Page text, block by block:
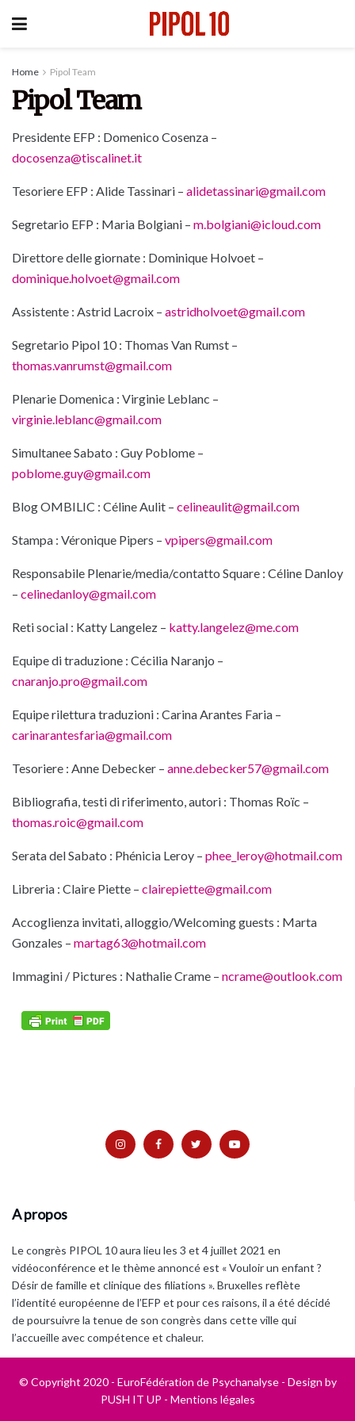
Home Pipol Team
Pipol Team
Presidente EFP : Domenico Cosenza –
docosenza@tiscalinet.it
Tesoriere EFP : Alide Tassinari – alidetassinari@gmail.com
Segretario EFP : Maria Bolgiani – m.bolgiani@icloud.com
Direttore delle giornate : Dominique Holvoet –
dominique.holvoet@gmail.com
Assistente : Astrid Lacroix – astridholvoet@gmail.com
Segretario Pipol 10 : Thomas Van Rumst –
thomas.vanrumst@gmail.com
Plenarie Domenica : Virginie Leblanc –
virginie.leblanc@gmail.com
Simultanee Sabato : Guy Poblome –
poblome.guy@gmail.com
Blog OMBILIC : Céline Aulit – celineaulit@gmail.com
Stampa : Véronique Pipers – vpipers@gmail.com
Responsabile Plenarie/media/contatto Square : Céline Danloy
– celinedanloy@gmail.com
Reti social : Katty Langelez – katty.langelez@me.com
Equipe di traduzione : Cécilia Naranjo –
cnaranjo.pro@gmail.com
Equipe rilettura traduzioni : Carina Arantes Faria –
carinarantesfaria@gmail.com
Tesoriere : Anne Debecker – anne.debecker57@gmail.com
Bibliografia, testi di riferimento, autori : Thomas Roïc –
thomas.roic@gmail.com
Serata del Sabato : Phénicia Leroy – phee_leroy@hotmail.com
Libreria : Claire Piette – clairepiette@gmail.com
Accoglienza invitati, alloggio/Welcoming guests : Marta
Gonzales – martag63@hotmail.com
Immagini / Pictures : Nathalie Crame – ncrame@outlook.com
A propos
Le congrès PIPOL 10 aura lieu les 3 et 4 juillet 2021 en
vidéoconférence et le thème annoncé est « Vouloir un enfant ?
Désir de famille et clinique des filiations ». Bruxelles reflète
l’identité européenne de l’EFP et pour ces raisons, il a été décidé
de poursuivre la tenue de son congrès dans cette ville qui
l’accueille avec compétence et chaleur.
© Copyright 2020 - EuroFédération de Psychanalyse - Design by
PUSH IT UP - Mentions légales